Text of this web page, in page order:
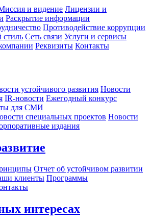
и видение Лицензии и
Раскрытие информации
Противодействие коррупции
Сеть связи Услуги и сервисы
Реквизиты Контакты
устойчивого развития Новости
IR-новости Ежегодный конкурс
для СМИ
специальных проектов Новости
издания
Отчет об устойчивом развитии
клиенты Программы
интересах